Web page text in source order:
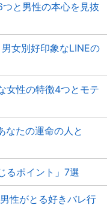
と男性の本心を見抜
女別好印象なLINEの
女性の特徴4つとモテ
なたの運命の人と
るポイント」7選
性がとる好きバレ行